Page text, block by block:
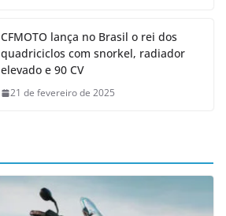
CFMOTO lança no Brasil o rei dos
quadriciclos com snorkel, radiador
elevado e 90 CV
21 de fevereiro de 2025